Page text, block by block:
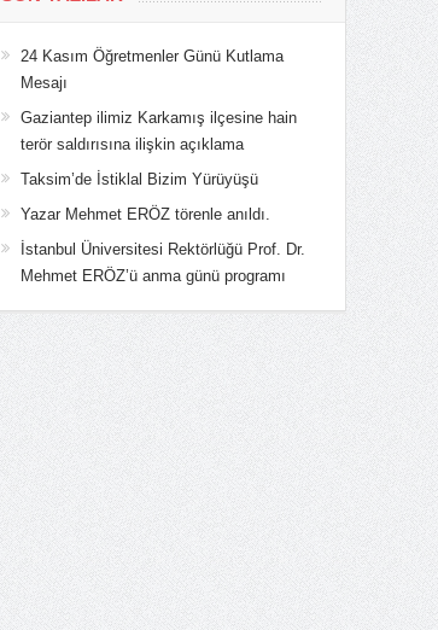
24 Kasım Öğretmenler Günü Kutlama
Mesajı
Gaziantep ilimiz Karkamış ilçesine hain
terör saldırısına ilişkin açıklama
Taksim’de İstiklal Bizim Yürüyüşü
Yazar Mehmet ERÖZ törenle anıldı.
İstanbul Üniversitesi Rektörlüğü Prof. Dr.
Mehmet ERÖZ’ü anma günü programı